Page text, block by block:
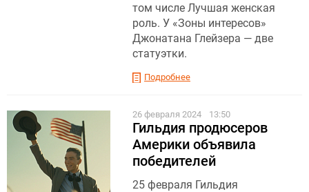
том числе Лучшая женская
роль. У «Зоны интересов»
Джонатана Глейзера — две
статуэтки.
Подробнее
26 февраля 2024 13:50
Гильдия продюсеров
Америки объявила
победителей
25 февраля Гильдия